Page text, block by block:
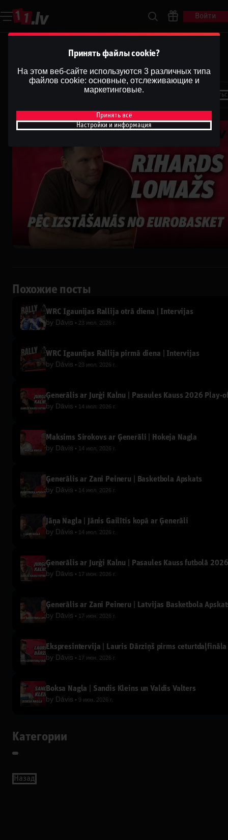
Войти
Intervija | Rihards Lomažs pēc
Eurobasketa
Похожие посты
WRC Igaunijas Rallija otrā diena | Intervijas
by Dāvis 23 июл. 2026 г.
WRC Igaunijas Rallija pirmā diena | Intervijas
by Dāvis 23 июл. 2026 г.
Ģenerālis ar Jurģi Kalnu | Pasaules Kauss 2026 Play-
by Dāvis 14 июл. 2026 г.
Maksims Širokovs ar Ģenerāli | Hokeja Nagla
by Dāvis 14 июл. 2026 г.
Ģenerālis ar Žani Peineru | Basketbola Apskats
by Dāvis 14 июл. 2026 г.
Jāņa Nagla | Jānis Gailītis kopā ar Ģenerāli
by Dāvis 14 июл. 2026 г.
Ģenerālis ar Jurģi Kalnu | Pasaules Kauss futbolā 2026
by Dāvis 17 июн. 2026 г.
Ģenerālis ar Žani Peineru | Latvijas Basketbola
by Dāvis 17 июн. 2026 г.
Ekspresintervija | Lauris Dārziņš pirms ceturtdaļfināla
by Dāvis 17 июн. 2026 г.
Boksa Nagla | Sandis Kleins un Valdis Valters
by Dāvis 9 июн. 2026 г.
Категории
Назад
Принять файлы cookie?
На этом веб-сайте используются 3 различных типа
файлов cookie: основные, отслеживающие и
маркетинговые.
Принять всё
Настройки и информация